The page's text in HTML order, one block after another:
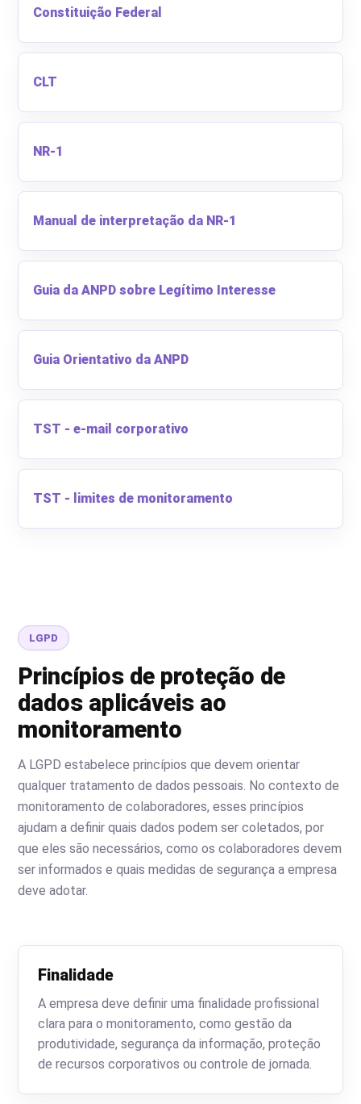
Constituição Federal
CLT
NR-1
Manual de interpretação da NR-1
Guia da ANPD sobre Legítimo Interesse
Guia Orientativo da ANPD
TST - e-mail corporativo
TST - limites de monitoramento
LGPD
Princípios de proteção de
dados aplicáveis ao
monitoramento
A LGPD estabelece princípios que devem orientar
qualquer tratamento de dados pessoais. No contexto de
monitoramento de colaboradores, esses princípios
ajudam a definir quais dados podem ser coletados, por
que eles são necessários, como os colaboradores devem
ser informados e quais medidas de segurança a empresa
deve adotar.
Finalidade
A empresa deve definir uma finalidade profissional
clara para o monitoramento, como gestão da
produtividade, segurança da informação, proteção
de recursos corporativos ou controle de jornada.